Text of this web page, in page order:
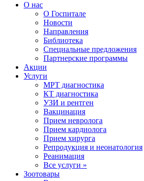
О нас
О Госпитале
Новости
Направления
Библиотека
Специальные предложения
Партнерские программы
Акции
Услуги
МРТ диагностика
КТ диагностика
УЗИ и рентген
Вакцинация
Прием невролога
Прием кардиолога
Прием хирурга
Репродукция и неонатология
Реанимация
Все услуги »
Зоотовары